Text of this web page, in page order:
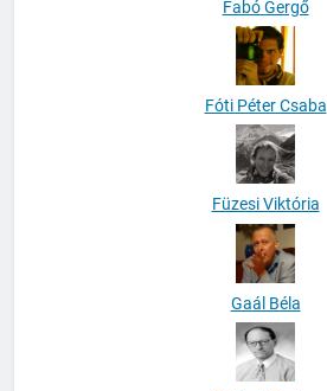
Fabó Gergő
Fóti Péter Csaba
Füzesi Viktória
Gaál Béla